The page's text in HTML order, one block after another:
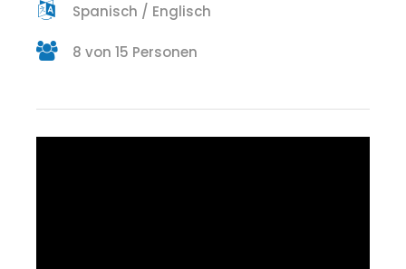
Spanisch / Englisch
8 von 15 Personen